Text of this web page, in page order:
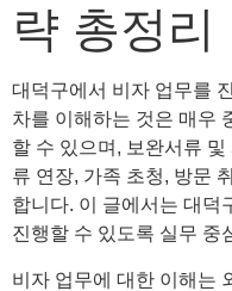
략 총정리
대덕구에서 비자 업무를
차를 이해하는 것은 매우
할 수 있으며, 보완서류
류 연장, 가족 초청, 방문
합니다. 이 글에서는 대덕
진행할 수 있도록 실무 중
비자 업무에 대한 이해는